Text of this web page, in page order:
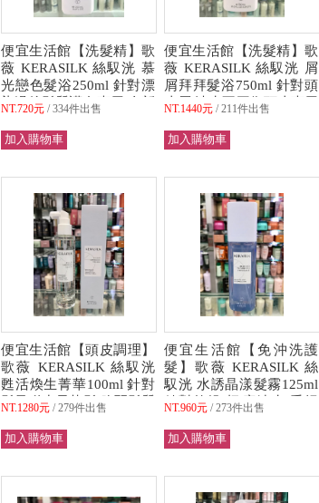
便宜生活館【洗髮精】歌
薇 KERASILK 絲馭洸 慕
光戀色髮浴250ml 針對漂
染過後髮質護色專用 全新
NT.720元 334件出售
便宜生活館【洗髮精】歌
薇 KERASILK 絲馭洸 屑
屑拜拜髮浴750ml 針對頭
皮屑/油水不平衡頭皮專用
NT.1440元 211件出售
便宜生活館【頭皮調理】
歌薇 KERASILK 絲馭洸
甦活煥生菁華100ml 針對
髮量稀少易落髮/脆弱髮質
NT.1280元 279件出售
便宜生活館【免沖洗護
髮】歌薇 KERASILK 絲
馭洸 水誘晶漾髮霧125ml
針對乾燥/極度缺水/受損
NT.960元 273件出售